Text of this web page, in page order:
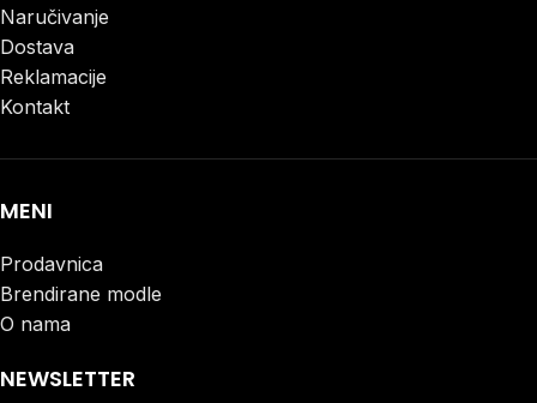
Naručivanje
Dostava
Reklamacije
Kontakt
MENI
Prodavnica
Brendirane modle
O nama
NEWSLETTER